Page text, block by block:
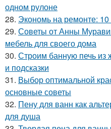
одном рулоне
28. Экономь на ремонте:
29. Советы от Анны
мебель для своего дома
30. Строим банную печь из
и подсказки
31. Выбор оптимальной
основные советы
32. Пену для ванн как
для душа